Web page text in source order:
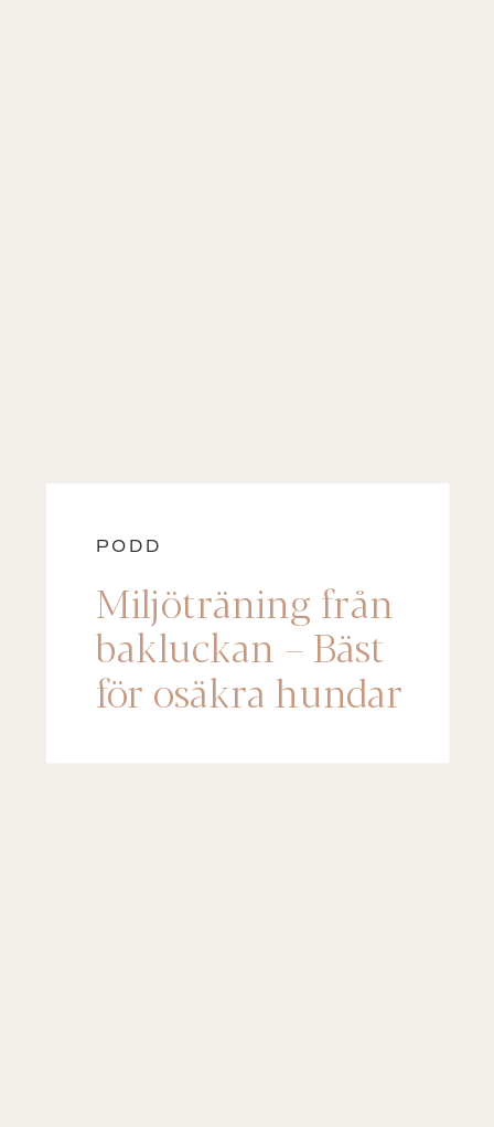
PODD
Miljöträning från
bakluckan – Bäst
för osäkra hundar